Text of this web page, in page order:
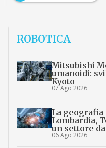
ROBOTICA
Mitsubishi
umanoidi:
Kyoto
07 Ago 2026
La
Lombardia,
un settore
06 Ago 2026